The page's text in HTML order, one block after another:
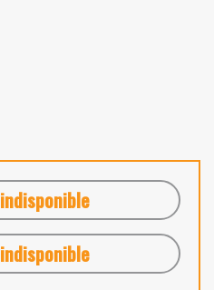
indisponible
indisponible